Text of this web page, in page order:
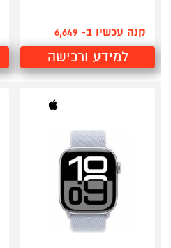
קנה עכשיו ב- 6,649
למידע ורכישה